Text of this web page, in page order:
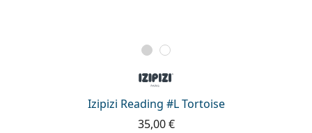
Izipizi Reading #L Tortoise
35,00 €